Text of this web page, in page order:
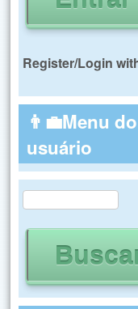
Register/Login
👨‍💼Menu do
usuário
Formulário
Buscar